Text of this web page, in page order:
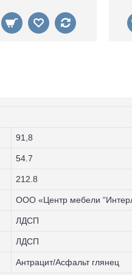
91,8
54.7
212.8
ООО «Центр мебели
ЛДСП
ЛДСП
Антрацит/Асфальт глянец